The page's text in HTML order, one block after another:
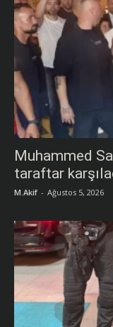
Muhammed
taraftar
M.Akif - Ağustos 5, 2026